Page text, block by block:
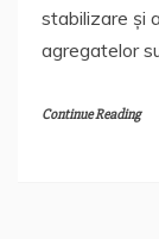
stabilizare și
agregatelor
Continue Reading